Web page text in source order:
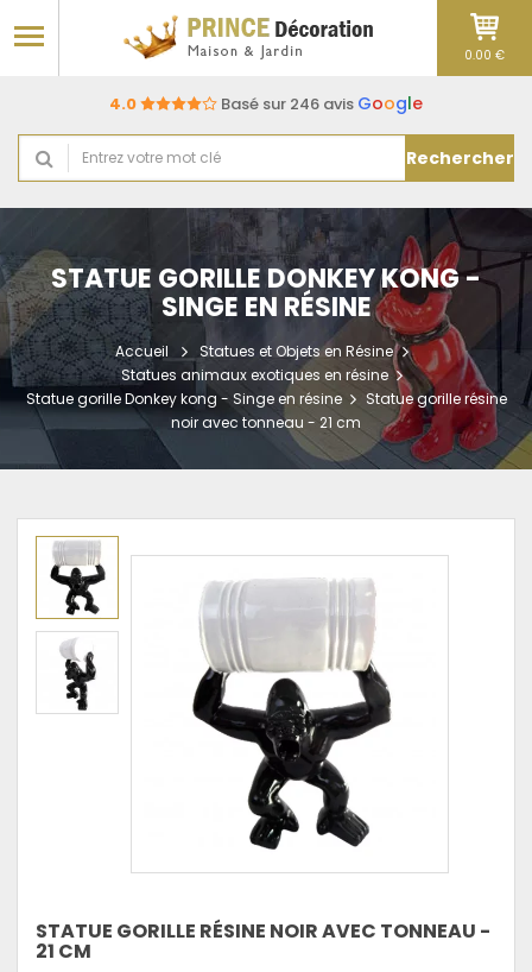
4.0 Basé sur 246 avis Google
Rechercher
0.00 €
STATUE GORILLE DONKEY KONG -
SINGE EN RÉSINE
Accueil
Statues et Objets en Résine
Statues animaux exotiques en résine
Statue gorille Donkey kong - Singe en résine
Statue gorille résine
noir avec tonneau - 21 cm
STATUE GORILLE RÉSINE NOIR AVEC TONNEAU -
21 CM